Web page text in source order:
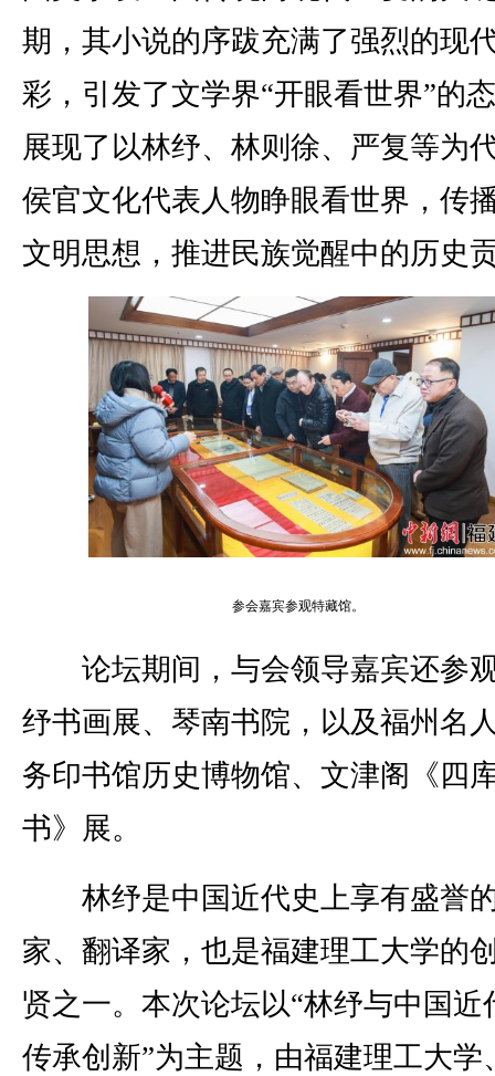
期，其小说的序跋充满了强烈的现
彩，引发了文学界“开眼看世界”的
展现了以林纾、林则徐、严复等为
侯官文化代表人物睁眼看世界，传
文明思想，推进民族觉醒中的历史
参会嘉宾参观特藏馆。
论坛期间，与会领导嘉宾还参
纾书画展、琴南书院，以及福州名
务印书馆历史博物馆、文津阁《四
书》展。
林纾是中国近代史上享有盛誉
家、翻译家，也是福建理工大学的
贤之一。本次论坛以“林纾与中国近
传承创新”为主题，由福建理工大学